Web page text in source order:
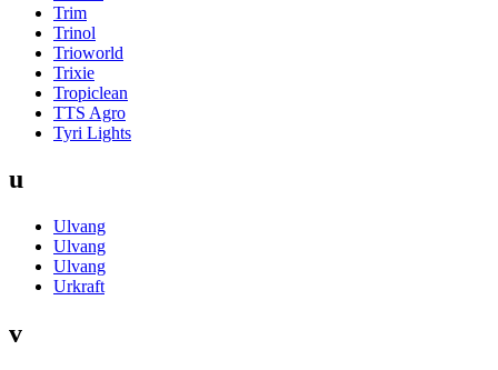
Trim
Trinol
Trioworld
Trixie
Tropiclean
TTS Agro
Tyri Lights
u
Ulvang
Ulvang
Ulvang
Urkraft
v